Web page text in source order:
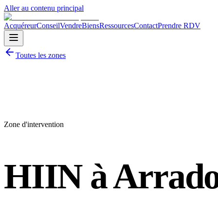
Aller au contenu principal
AcquéreurConseilVendreBiensRessourcesContactPrendre RDV
Toutes les zones
Zone d'intervention
HIIN à